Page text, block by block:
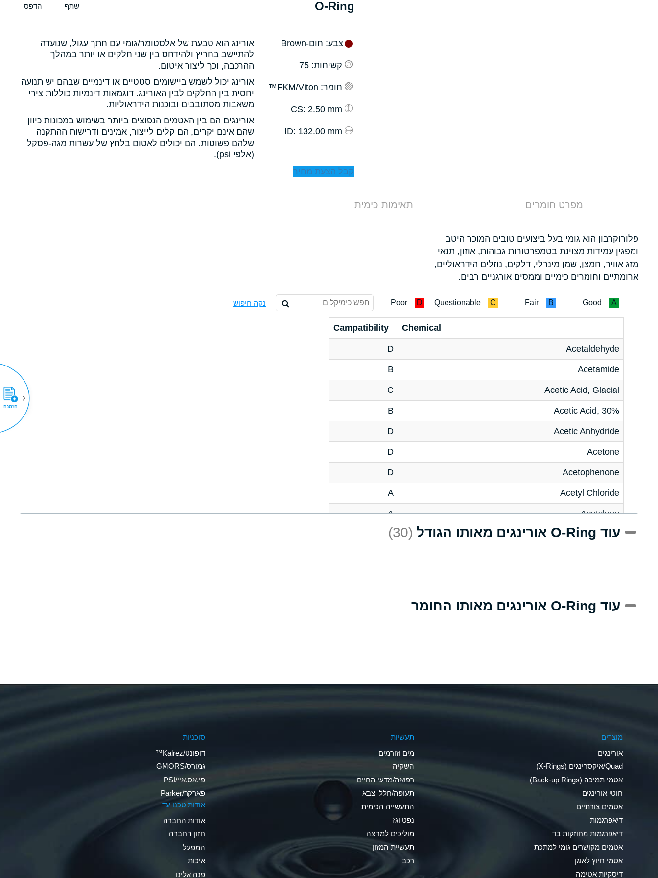
O-Ring
אורינג הוא טבעת של אלסטומר/גומי עם חתך עגול, שנועדה
להתיישב בחריץ ולהידחס בין שני חלקים או יותר במהלך
ההרכבה, וכך ליצור איטום.
אורינג יכול לשמש ביישומים סטטיים או דינמיים שבהם יש תנועה
יחסית בין החלקים לבין האורינג. דוגמאות דינמיות כוללות צירי
משאבות מסתובבים ובוכנות הידראוליות.
אורינגים הם בין האטמים הנפוצים ביותר בשימוש במכונות כיוון
שהם אינם יקרים, הם קלים לייצור, אמינים ודרישות ההתקנה
שלהם פשוטות. הם יכולים לאטום בלחץ של עשרות מגה-פסקל
(אלפי psi).
צבע: חום-Brown
קשיחות: 75
חומר: FKM/Viton™
: 2.50 mm
: 132.00 mm
קבל הצעת מחיר
מפרט חומרים תאימות כימית
פלורוקרבון הוא גומי בעל ביצועים טובים המוכר היטב
ומפגין עמידות מצוינת בטמפרטורות גבוהות, אוזון, תנאי
מזג אוויר, חמצן, שמן מינרלי, דלקים, נוזלים הידראוליים,
ארומתיים וחומרים כימיים וממסים אורגניים רבים.
A
Good
B
Fair
C
Questionable
D
Poor נקה חיפוש
Chemical
Campatibility
Acetaldehyde
D
Acetamide
B
Acetic Acid, Glacial
C
Acetic Acid, 30%
B
Acetic Anhydride
D
Acetone
D
Acetophenone
D
Acetyl Chloride
A
Acetylene
A
Acrlylonitrile
C
Aluminum Acetate (Aqueous)
Ammonia Anhydrous
D
Ammonia Gas (hot)
D
Ammonium Carbonate (Aqueous)
Ammonium Chloride (Aqueous)
A
Ammonium Hydroxide (conc.)
B
Ammonium Nitrate (Aqueous)
עוד O-Ring אורינגים מאותו הגודל (30)
עוד O-Ring אורינגים מאותו החומר
מוצרים
אורינגים
Quad/איקסרינגים (X-Rings)
אטמי תמיכה (Back-up Rings)
חוטי אורינגים
אטמים צורתיים
דיאפרגמות
דיאפרגמות מחוזקות בד
אטמים מקושרים גומי למתכת
אטמי חיוץ לאוגן
דיסקיות אטימה
תעשיות
מים וזורמים
השקיה
רפואה/מדעי החיים
תעופה/חלל וצבא
התעשייה הכימית
נפט וגז
מוליכים למחצה
תעשיית המזון
רכב
סוכניות
דופונט/Kalrez™
גמורס/GMORS
פי.אס.איי/PSI
פארקר/Parker
אודות טכנו עד
אודות החברה
חזון החברה
המפעל
איכות
פנה אלינו
הזמנה